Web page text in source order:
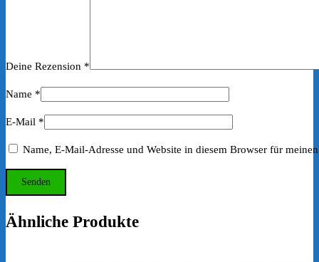
Deine Rezension *
Name *
E-Mail *
Name, E-Mail-Adresse und Website in diesem Browser für
Ähnliche Produkte